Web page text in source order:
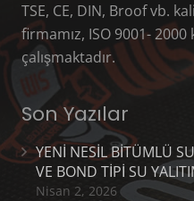
TSE, CE, DIN, Broof vb.
firmamız, ISO 9001-
çalışmaktadır.
Son Yazılar
YENİ NESİL BİTÜMLÜ
VE BOND TİPİ SU
Nisan 2, 2026